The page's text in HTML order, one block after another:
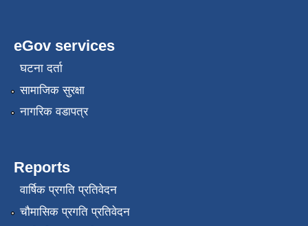
eGov services
घटना दर्ता
सामाजिक सुरक्षा
नागरिक वडापत्र
Reports
वार्षिक प्रगति प्रतिवेदन
चौमासिक प्रगति प्रतिवेदन